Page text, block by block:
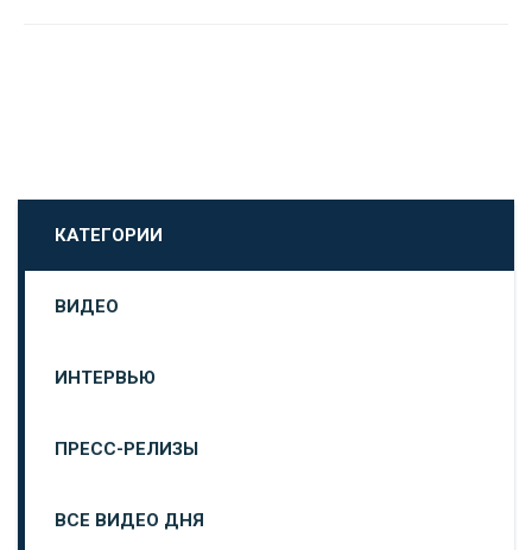
КАТЕГОРИИ
ВИДЕО
ИНТЕРВЬЮ
ПРЕСС-РЕЛИЗЫ
ВСЕ ВИДЕО ДНЯ